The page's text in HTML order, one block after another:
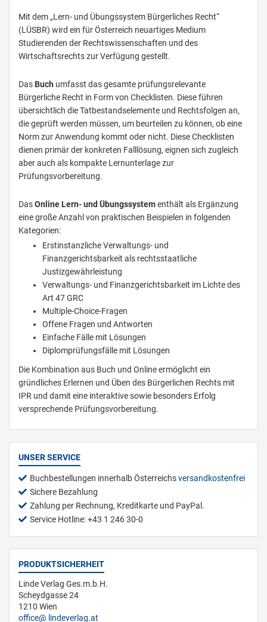
Mit dem „Lern- und Übungssystem Bürgerliches Recht“
(LÜSBR) wird ein für Österreich neuartiges Medium
Studierenden der Rechtswissenschaften und des
Wirtschaftsrechts zur Verfügung gestellt.
Das Buch umfasst das gesamte prüfungsrelevante
Bürgerliche Recht in Form von Checklisten. Diese führen
übersichtlich die Tatbestandselemente und Rechtsfolgen an,
die geprüft werden müssen, um beurteilen zu können, ob eine
Norm zur Anwendung kommt oder nicht. Diese Checklisten
dienen primär der konkreten Falllösung, eignen sich zugleich
aber auch als kompakte Lernunterlage zur
Prüfungsvorbereitung.
DasOnline Lern- und Übungssystementhält als Ergänzung
eine große Anzahl von praktischen Beispielen in folgenden
Kategorien:
Erstinstanzliche Verwaltungs- und
Finanzgerichtsbarkeit als rechtsstaatliche
Justizgewährleistung
Verwaltungs- und Finanzgerichtsbarkeit im Lichte des
Art 47 GRC
Multiple-Choice-Fragen
Offene Fragen und Antworten
Einfache Fälle mit Lösungen
Diplomprüfungsfälle mit Lösungen
Die Kombination aus Buch und Online ermöglicht ein
gründliches Erlernen und Üben des Bürgerlichen Rechts mit
IPR und damit eine interaktive sowie besonders Erfolg
versprechende Prüfungsvorbereitung.
UNSER SERVICE
Buchbestellungen innerhalb Österreichsversandkostenfrei
Sichere Bezahlung
Zahlung per Rechnung, Kreditkarte und PayPal.
Service Hotline: +43 1 246 30-0
PRODUKTSICHERHEIT
Linde Verlag Ges.m.b.H.
Scheydgasse 24
1210 Wien
office
lindeverlag.at